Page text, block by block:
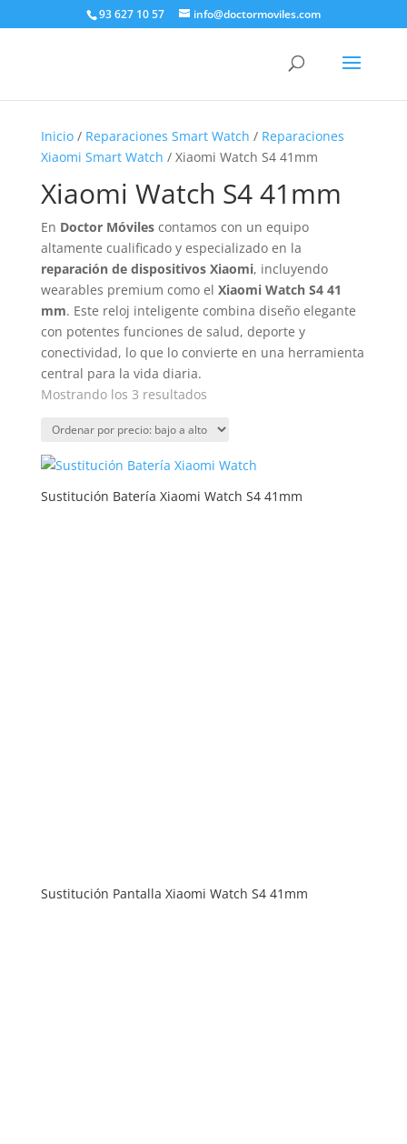
93 627 10 57 info@doctormoviles.com
Inicio/ Reparaciones Smart Watch / Reparaciones
Xiaomi Smart Watch / Xiaomi Watch S4 41mm
Xiaomi Watch S4 41mm
En Doctor Móvilescontamos con un equipo
altamente cualificado y especializado en la
reparación de dispositivos Xiaomi, incluyendo
wearables premium como el Xiaomi Watch S4 41
mm. Este reloj inteligente combina diseño elegante
con potentes funciones de salud, deporte y
conectividad, lo que lo convierte en una herramienta
central para la vida diaria.
Mostrando los 3 resultadosOrdenado
precio:
bajo
alto
Sustitución Batería Xiaomi Watch S4 41mm
Sustitución Pantalla Xiaomi Watch S4 41mm